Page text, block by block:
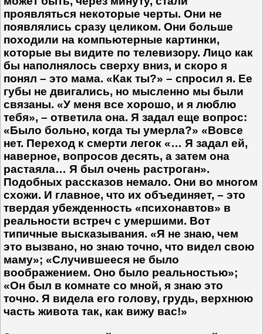
проявляться некоторые черты. Они не
появлялись сразу целиком. Они больше
походили на компьютерные картинки,
которые вы видите по телевизору. Лицо как
бы наполнялось сверху вниз, и скоро я
понял – это мама. «Как ты?» – спросил я. Ее
губы не двигались, но мысленно мы были
связаны. «У меня все хорошо, и я люблю
тебя», – ответила она. Я задал еще вопрос:
«Было больно, когда ты умерла?» «Вовсе
нет. Переход к смерти легок «… Я задал ей,
наверное, вопросов десять, а затем она
растаяла… Я был очень растроган».
Подобных рассказов немало. Они во многом
схожи. И главное, что их объединяет, – это
твердая убежденность «психонавтов» в
реально­сти встреч с умершими. Вот
типичные высказывания. «Я не знаю, чем
это вызвано, но знаю точно, что видел свою
маму»; «Случив­шееся не было
воображением. Оно было реальностью»;
«Он был в комнате со мной, я знаю это
точно. Я видела его голову, грудь, верхнюю
часть живота так, как вижу вас!»